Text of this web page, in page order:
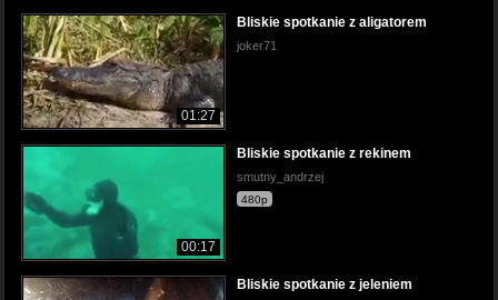
01:27
Bliskie spotkanie z aligatorem
joker71
00:17
Bliskie spotkanie z rekinem
smutny_andrzej
480p
Bliskie spotkanie z jeleniem